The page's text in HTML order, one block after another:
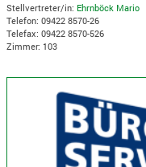
Stellvertreter/in: Ehrnböck Mario
Telefon: 09422 8570-26
Telefax: 09422 8570-526
Zimmer: 103